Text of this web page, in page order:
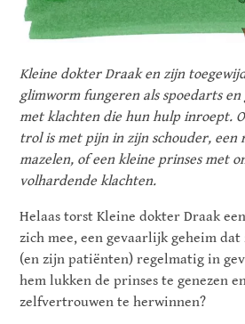
Kleine dokter Draak en zijn
glimworm fungeren als spoedarts en
met klachten die hun hulp inroept.
trol is met pijn in zijn schouder, een
mazelen, of een kleine prinses met
volhardende klachten.
Helaas torst Kleine dokter Draak
zich mee, een gevaarlijk geheim
(en zijn patiënten) regelmatig in
hem lukken de prinses te genezen
zelfvertrouwen te herwinnen?